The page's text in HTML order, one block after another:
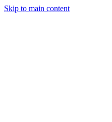
Skip to main content